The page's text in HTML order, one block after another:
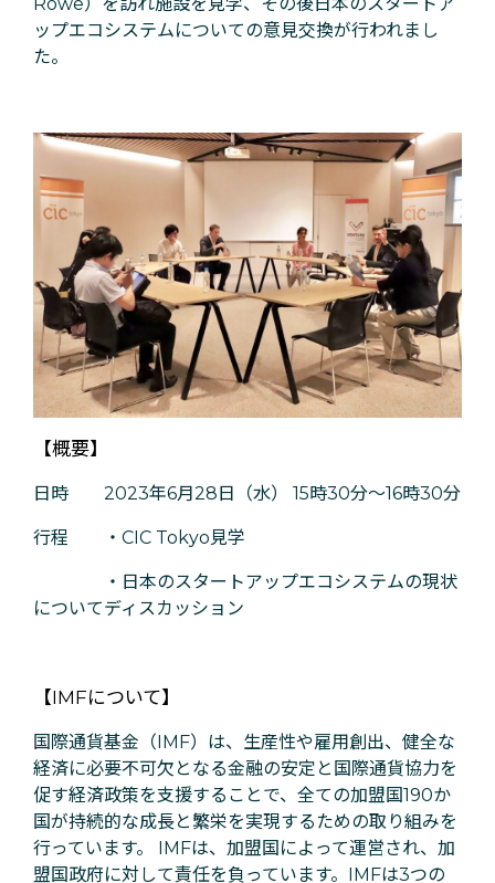
ップエコシステムについての意見交換が行われまし
た。
【概要】
日時 2023年6月28日（水） 15時30分～16時30分
行程 ・CIC Tokyo見学
・日本のスタートアップエコシステムの現状
についてディスカッション
【IMFについて】
国際通貨基金（IMF）は、生産性や雇用創出、健全な
経済に必要不可欠となる金融の安定と国際通貨協力を
促す経済政策を支援することで、全ての加盟国190か
国が持続的な成長と繁栄を実現するための取り組みを
行っています。 IMFは、加盟国によって運営され、加
盟国政府に対して責任を負っています。IMFは3つの